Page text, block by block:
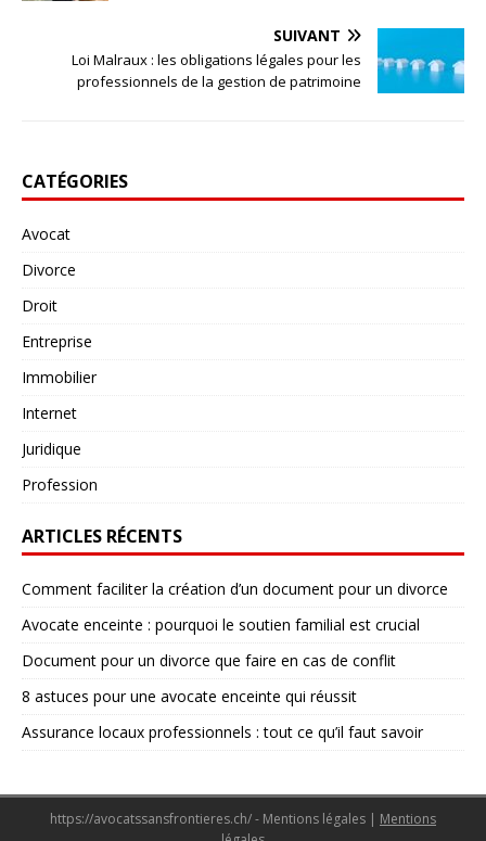
SUIVANT
Loi Malraux : les obligations légales pour les
professionnels de la gestion de patrimoine
CATÉGORIES
Avocat
Divorce
Droit
Entreprise
Immobilier
Internet
Juridique
Profession
ARTICLES RÉCENTS
Comment faciliter la création d’un document pour un divorce
Avocate enceinte : pourquoi le soutien familial est crucial
Document pour un divorce que faire en cas de conflit
8 astuces pour une avocate enceinte qui réussit
Assurance locaux professionnels : tout ce qu’il faut savoir
https://avocatssansfrontieres.ch/ - Mentions légales | Mentions